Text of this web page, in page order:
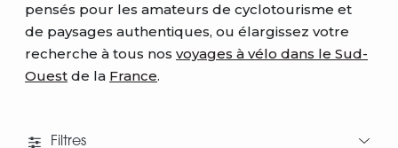
pensés pour les amateurs de cyclotourisme et
de paysages authentiques, ou élargissez votre
recherche à tous nos voyages à vélo dans le Sud-
Ouest de la France.
Filtres